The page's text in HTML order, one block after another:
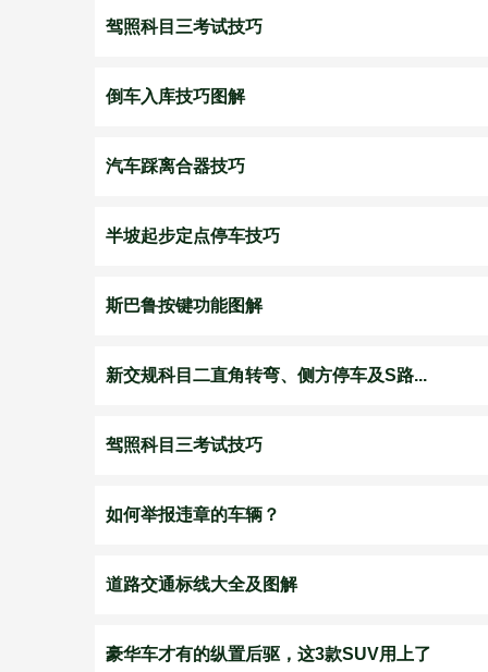
驾照科目三考试技巧
倒车入库技巧图解
汽车踩离合器技巧
半坡起步定点停车技巧
斯巴鲁按键功能图解
新交规科目二直角转弯、侧方停车及S路...
驾照科目三考试技巧
如何举报违章的车辆？
道路交通标线大全及图解
豪华车才有的纵置后驱，这3款SUV用上了